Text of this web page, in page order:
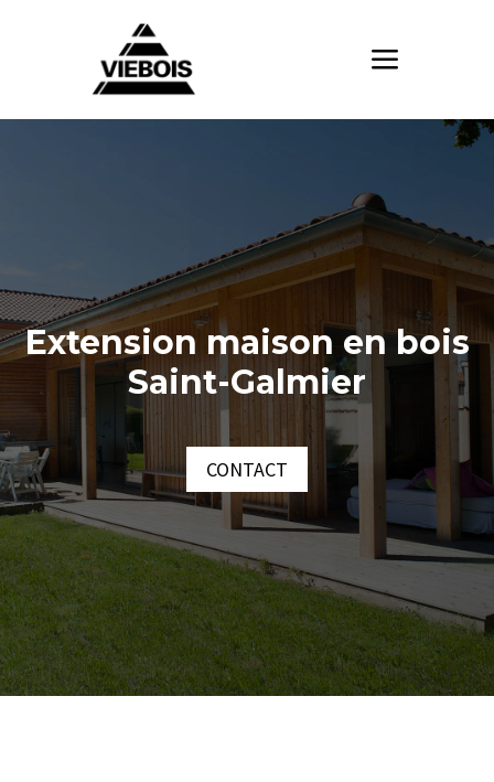
Extension maison en bois
Saint-Galmier
CONTACT